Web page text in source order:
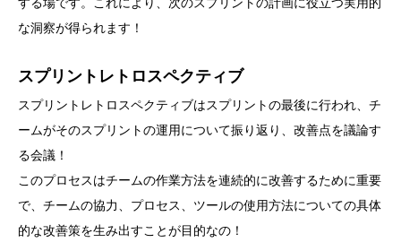
な洞察が得られます！
スプリントレトロスペクティブ
スプリントレトロスペクティブはスプリントの最後に行われ、チ
ームがそのスプリントの運用について振り返り、改善点を議論す
る会議！
このプロセスはチームの作業方法を連続的に改善するために重要
で、チームの協力、プロセス、ツールの使用方法についての具体
的な改善策を生み出すことが目的なの！